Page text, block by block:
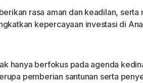
rasa aman dan keadilan, serta
kepercayaan investasi di
hanya berfokus pada agenda
pemberian santunan serta